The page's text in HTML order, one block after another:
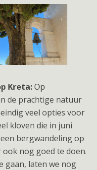
Kreta:Op
de prachtige natuur
veel opties voor
kloven die in juni
bergwandeling op
nog goed te doen.
gaan, laten we nog